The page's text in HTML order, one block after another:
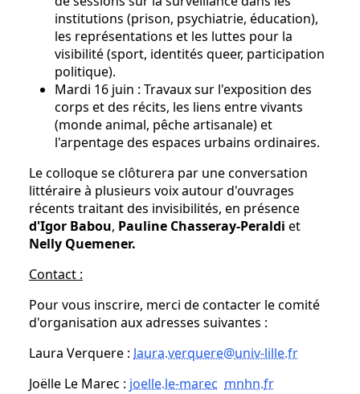
institutions (prison, psychiatrie, éducation),
les représentations et les luttes pour la
visibilité (sport, identités queer, participation
politique).
Mardi 16 juin : Travaux sur l'exposition des
corps et des récits, les liens entre vivants
(monde animal, pêche artisanale) et
l'arpentage des espaces urbains ordinaires.
Le colloque se clôturera par une conversation
littéraire à plusieurs voix autour d'ouvrages
récents traitant des invisibilités, en présence
d'Igor Babou, Pauline Chasseray-Peraldi et
Nelly Quemener.
Contact :
Pour vous inscrire, merci de contacter le comité
d'organisation aux adresses suivantes :
Laura Verquere : laura.verquere@univ-lille.fr
Joëlle Le Marec : joelle.le-marec mnhn.fr